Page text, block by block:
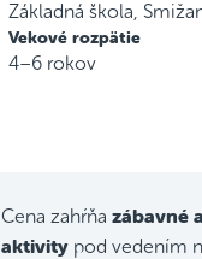
Základná škola,
Vekové rozpätie
4–6 rokov
Cena zahŕňa zábavné
aktivity pod vedením